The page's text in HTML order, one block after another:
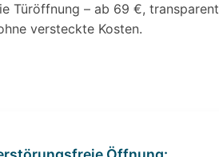
Türöffnung – ab 69 €, transparent
versteckte Kosten.